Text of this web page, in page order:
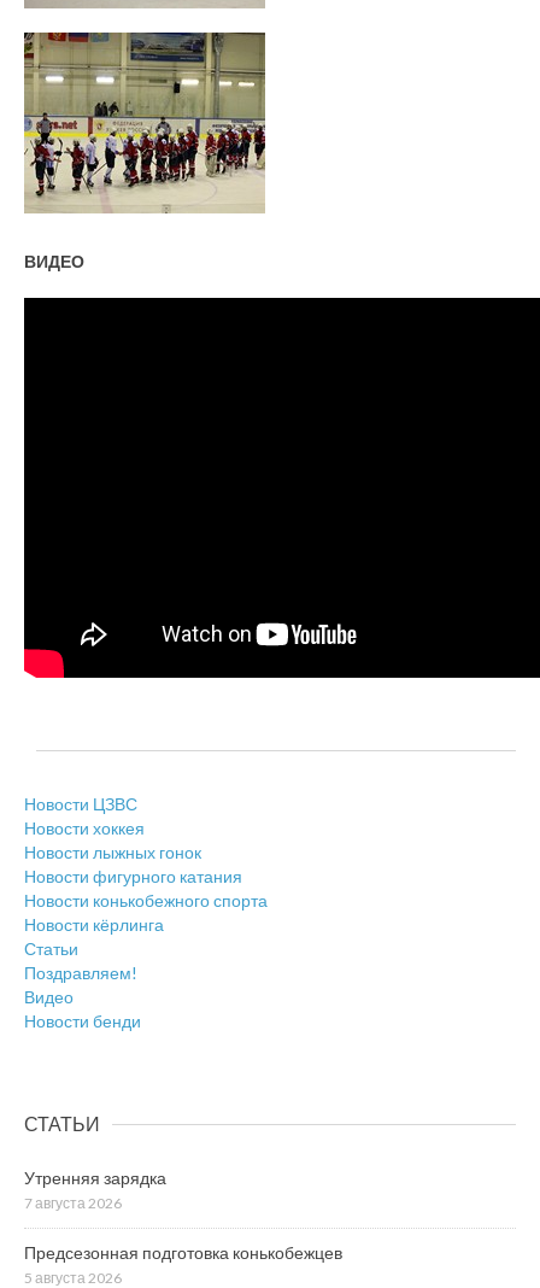
ВИДЕО
Новости ЦЗВС
Новости хоккея
Новости лыжных гонок
Новости фигурного катания
Новости конькобежного спорта
Новости кёрлинга
Статьи
Поздравляем!
Видео
Новости бенди
СТАТЬИ
Утренняя зарядка
7 августа 2026
Предсезонная подготовка конькобежцев
5 августа 2026